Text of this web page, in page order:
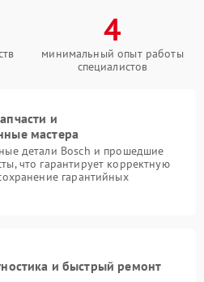
4
минимальный опыт работы
специалистов
и
мастера
детали Bosch и прошедшие
что гарантирует корректную
гарантийных
и быстрый ремонт